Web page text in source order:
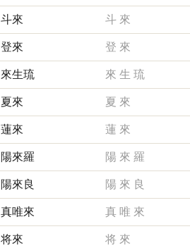
斗來 斗 來
登來 登 來
來生琉 來 生 琉
夏來 夏 來
蓮來 蓮 來
陽來羅 陽 來 羅
陽來良 陽 來 良
真唯來 真 唯 來
将來 将 來